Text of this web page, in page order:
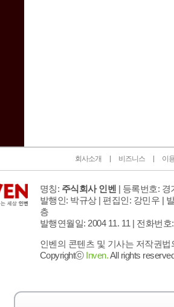
회사소개 비즈니스 이
명칭: 주식회사 인벤 | 등록번호: 경
발행인: 박규상 | 편집인: 강민우 |
층
발행연월일: 2004 11. 11 | 전화번호
인벤의 콘텐츠 및 기사는 저작권
Copyrightⓒ Inven.All rights